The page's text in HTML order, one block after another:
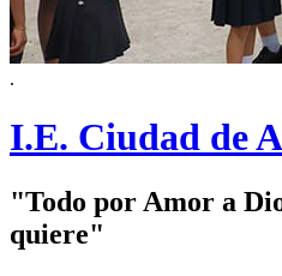
.
I.E. Ciudad de
"Todo por Amor a
quiere"